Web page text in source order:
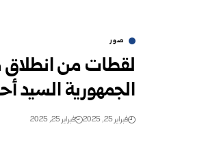
صور
لقطات من انطلاق
الجمهورية السيد
فبراير 25, 2025 فبراير 25, 2025